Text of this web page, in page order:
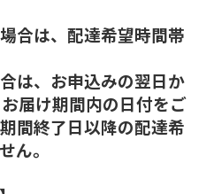
合は、配達希望時間帯
は、お申込みの翌日か
届け期間内の日付をご
間終了日以降の配達希
ん。